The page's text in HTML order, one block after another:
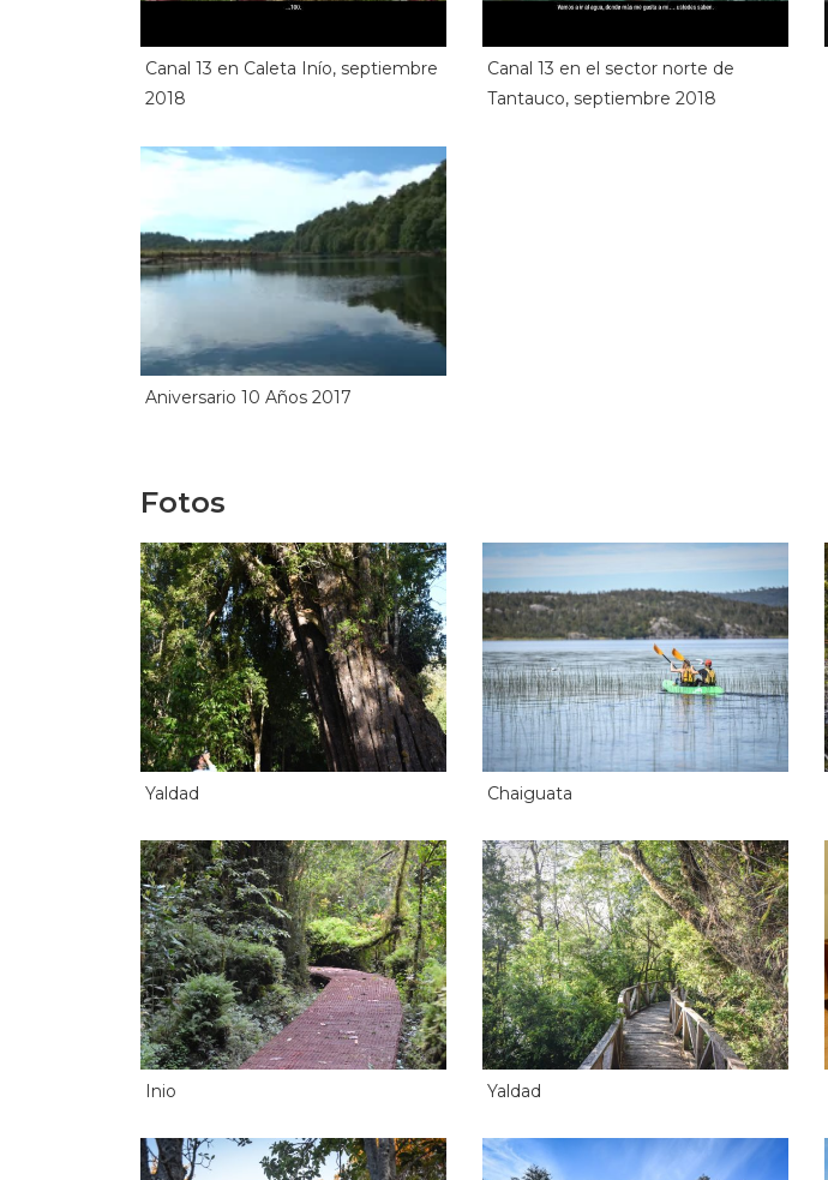
Canal 13 en Caleta Inío, septiembre
2018
Canal 13 en el sector norte de
Tantauco, septiembre 2018
Aniversario 10 Años 2017
Fotos
Yaldad Chaiguata
Inio Yaldad